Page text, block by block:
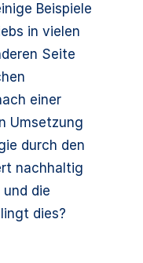
Beispiele
in vielen
Seite
einer
Umsetzung
durch den
nachhaltig
die
dies?